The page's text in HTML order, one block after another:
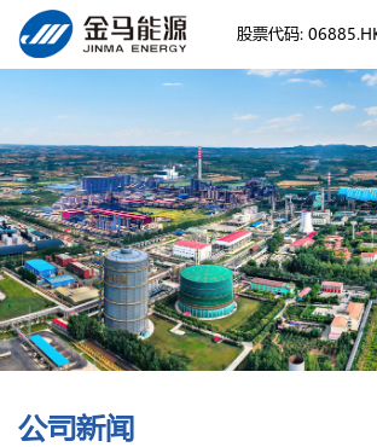
股票代码:
公司新闻